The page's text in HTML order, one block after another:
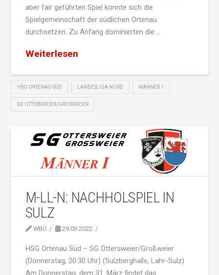
aber fair geführten Spiel konnte sich die
Spielgemeinschaft der südlichen Ortenau
durchsetzen. Zu Anfang dominierten die …
Weiterlesen
HSG ORTENAU-SÜD LANDESLIGA NORD MÄNNER 1
SG OTTERSWEIER/GROSSWEIER
M-LL-N: NACHHOLSPIEL IN
SULZ
WBO 29.03.2022
HSG Ortenau Süd – SG Ottersweier/Großweier
(Donnerstag, 20:30 Uhr) (Sulzberghalle, Lahr-Sulz)
Am Donnerstag, dem 31. März findet das